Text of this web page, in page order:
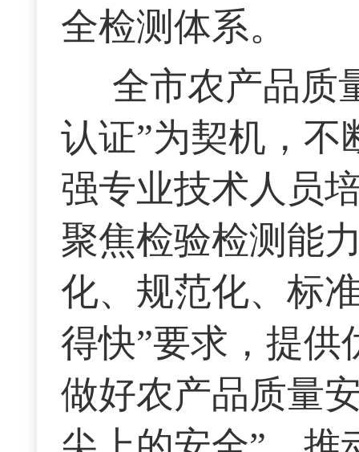
全检测体系。
全市农产品质
认证”为契机，不
强专业技术人员
聚焦检验检测能
化、规范化、标
得快”要求，提供
做好农产品质量